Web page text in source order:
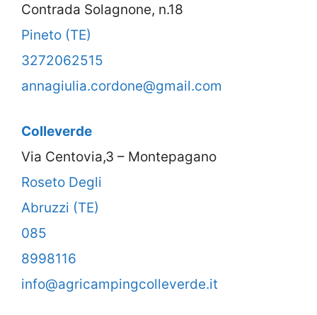
Contrada Solagnone, n.18
Pineto (TE)
3272062515
annagiulia.cordone@gmail.com
Colleverde
Via Centovia,3 – Montepagano
Roseto Degli
Abruzzi (TE)
085
8998116
info@agricampingcolleverde.it